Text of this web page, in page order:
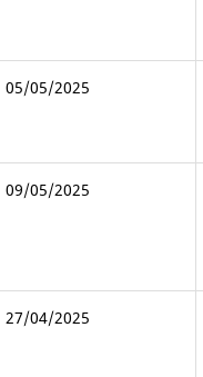
05/05/2025
09/05/2025
27/04/2025